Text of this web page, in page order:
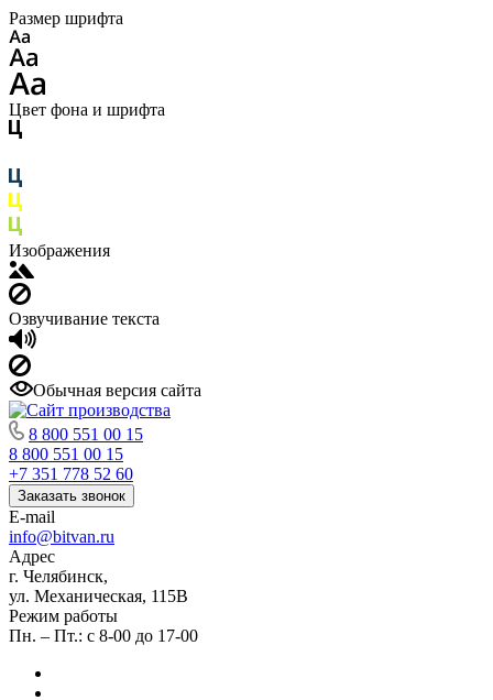
Размер шрифта
Цвет фона и шрифта
Изображения
Озвучивание текста
Обычная версия сайта
8 800 551 00 15
8 800 551 00 15
+7 351 778 52 60
Заказать звонок
E-mail
info@bitvan.ru
Адрес
г. Челябинск,
ул. Механическая, 115В
Режим работы
Пн. – Пт.: с 8-00 до 17-00